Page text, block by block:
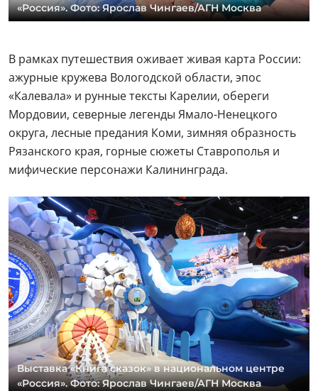
«Россия». Фото: Ярослав Чингаев/АГН Москва
В рамках путешествия оживает живая карта России:
ажурные кружева Вологодской области, эпос
«Калевала» и рунные тексты Карелии, обереги
Мордовии, северные легенды Ямало-Ненецкого
округа, лесные предания Коми, зимняя образность
Рязанского края, горные сюжеты Ставрополья и
мифические персонажи Калининграда.
Выставка «Книга сказок» в национальном центре
«Россия». Фото: Ярослав Чингаев/АГН Москва